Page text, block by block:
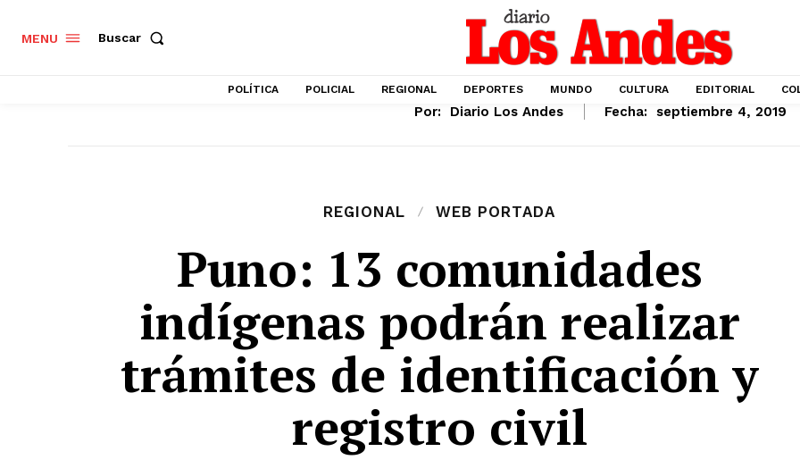
MENU Buscar
POLÍTICA POLICIAL REGIONAL DEPORTES MUNDO CULTURA EDITORIAL
Por: Diario Los Andes Fecha: septiembre 4, 2019
REGIONAL WEB PORTADA
Puno: 13 comunidades
indígenas podrán realizar
trámites de identificación y
registro civil